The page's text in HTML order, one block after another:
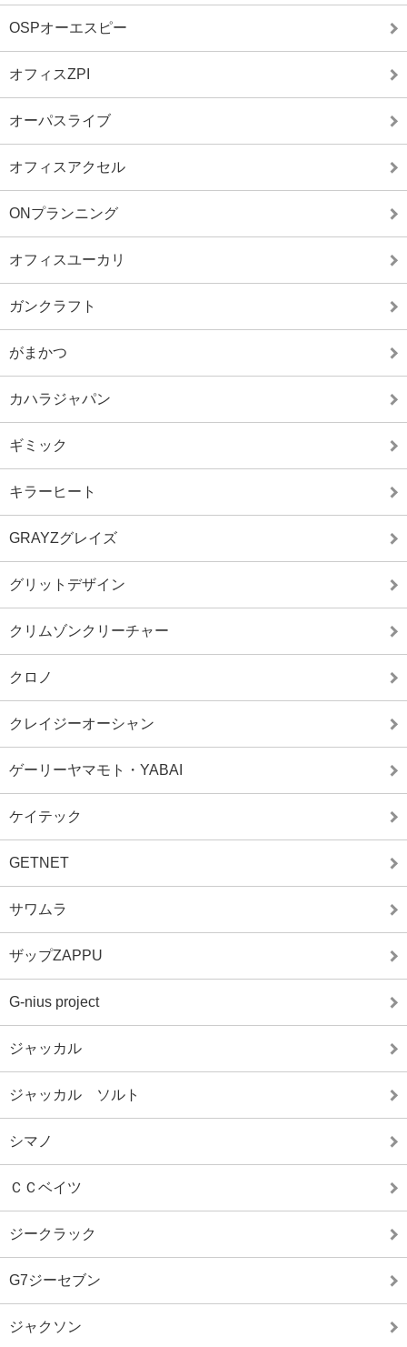
OSPオーエスピー
オフィスZPI
オーパスライブ
オフィスアクセル
ONプランニング
オフィスユーカリ
ガンクラフト
がまかつ
カハラジャパン
ギミック
キラーヒート
GRAYZグレイズ
グリットデザイン
クリムゾンクリーチャー
クロノ
クレイジーオーシャン
ゲーリーヤマモト・YABAI
ケイテック
GETNET
サワムラ
ザップZAPPU
G-nius project
ジャッカル
ジャッカル ソルト
シマノ
ＣＣベイツ
ジークラック
G7ジーセブン
ジャクソン